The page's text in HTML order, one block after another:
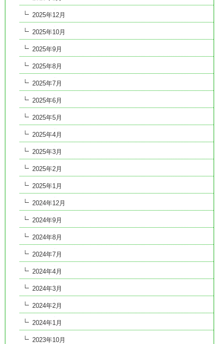
2025年12月
2025年10月
2025年9月
2025年8月
2025年7月
2025年6月
2025年5月
2025年4月
2025年3月
2025年2月
2025年1月
2024年12月
2024年9月
2024年8月
2024年7月
2024年4月
2024年3月
2024年2月
2024年1月
2023年10月